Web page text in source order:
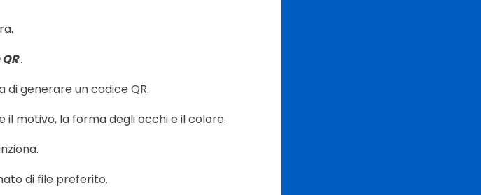
.
di generare un codice QR.
il motivo, la forma degli occhi e il colore.
di file preferito.